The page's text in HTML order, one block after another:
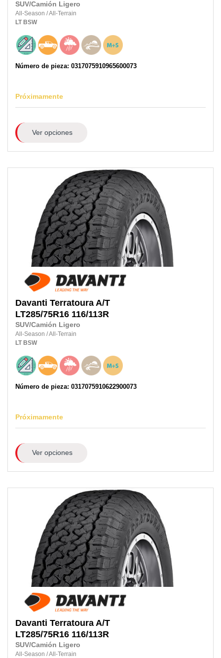
SUV/Camión Ligero
All-Season /All-Terrain
LT BSW
Número de pieza: 0317075910965600073
Próximamente
Ver opciones
Davanti Terratoura A/T
LT285/75R16 116/113R
SUV/Camión Ligero
All-Season /All-Terrain
LT BSW
Número de pieza: 0317075910622900073
Próximamente
Ver opciones
Davanti Terratoura A/T
LT285/75R16 116/113R
SUV/Camión Ligero
All-Season /All-Terrain